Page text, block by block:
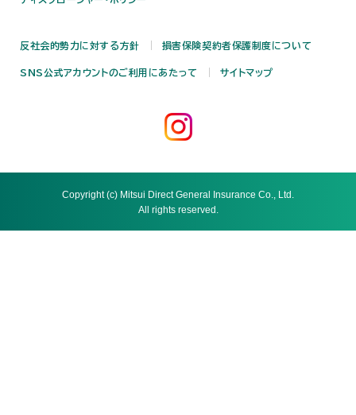
反社会的勢力に対する方針 損害保険契約者保護制度について
SNS公式アカウントのご利用にあたって サイトマップ
Copyright (c) Mitsui Direct General Insurance Co., Ltd.
All rights reserved.